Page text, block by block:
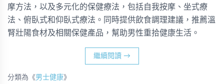
摩方法，以及多元化的保健療法，包括自我按摩、坐式療
法、俯臥式和仰臥式療法。同時提供飲食調理建議，推薦溫
腎壯陽食材及相關保健產品，幫助男性重拾健康生活。
繼續閱讀 →
分類為《男士健康》